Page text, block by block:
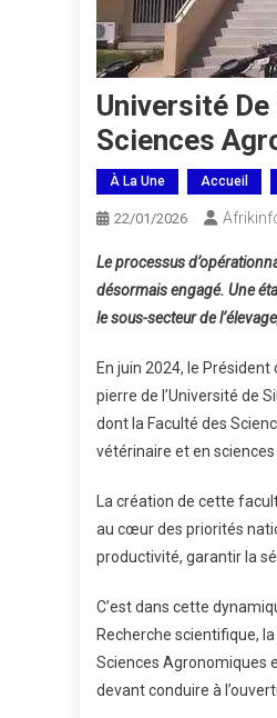
Université
Sciences
À La Une Accueil
22/01/2026
Le processus
désormais engagé. Une
le sous-secteur de
En juin 2024, le
pierre de l’Université de
dont la Faculté des
vétérinaire et en sciences
La création de cette
au cœur des priorités
productivité, garantir la
C’est dans cette
Recherche scientifique,
Sciences Agronomiques
devant conduire à